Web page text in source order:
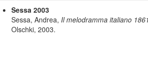
Sessa 2003
Sessa, Andrea, Il melodramma italiano
Olschki, 2003.